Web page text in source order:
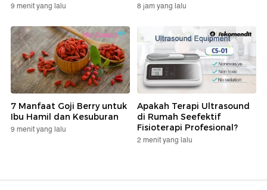
9 menit yang lalu 8 jam yang lalu
7 Manfaat Goji Berry untuk
Ibu Hamil dan Kesuburan
9 menit yang lalu
Apakah Terapi Ultrasound
di Rumah Seefektif
Fisioterapi Profesional?
2 menit yang lalu